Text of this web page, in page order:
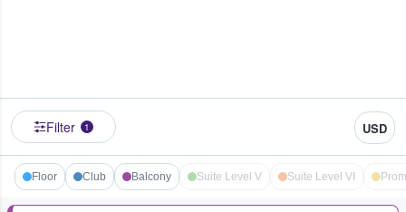
Filter 1 USD
Floor Club Balcony Suite Level V Suite Level VI